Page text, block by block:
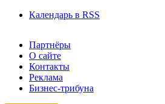
Календарь в RSS
Партнёры
О сайте
Контакты
Реклама
Бизнес-трибуна